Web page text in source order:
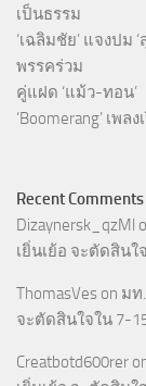
เป็นธรรม
‘เฉลิมชัย’ แจงปม
พรรคร่วม
คู่แฝด ‘แม้ว-ทอน’
‘Boomerang’ เพ
Recent Comments
Dizaynersk_qzMl
เยิ่นเย้อ จะตัดสินใ
ThomasVes on มท
จะตัดสินใจใน 7-
Creatbotd600rer